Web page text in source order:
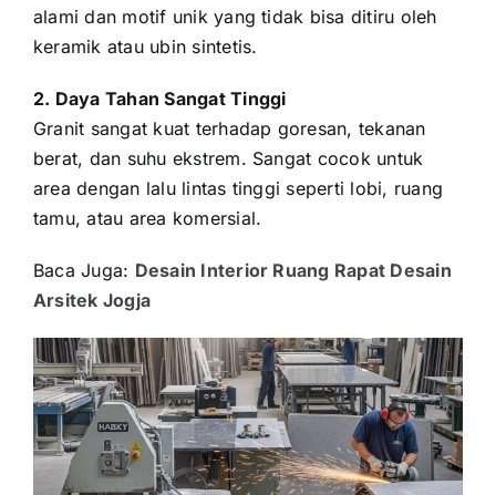
alami dan motif unik yang tidak bisa ditiru oleh
keramik atau ubin sintetis.
2. Daya Tahan Sangat Tinggi
Granit sangat kuat terhadap goresan, tekanan
berat, dan suhu ekstrem. Sangat cocok untuk
area dengan lalu lintas tinggi seperti lobi, ruang
tamu, atau area komersial.
Baca Juga: Desain Interior Ruang Rapat Desain
Arsitek Jogja